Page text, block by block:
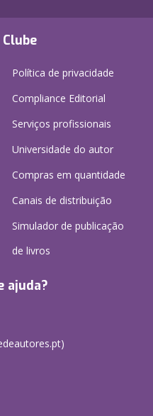
Política de privacidade
Compliance Editorial
Serviços profissionais
Universidade do autor
Compras em quantidade
Canais de distribuição
Simulador de publicação
de livros
ajuda?
)